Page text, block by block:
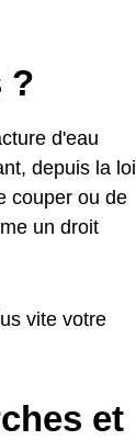
?
d'eau
depuis la loi
couper ou de
un droit
vite votre
et